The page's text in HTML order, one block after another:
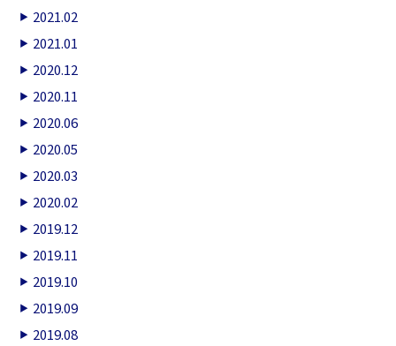
2021.02
2021.01
2020.12
2020.11
2020.06
2020.05
2020.03
2020.02
2019.12
2019.11
2019.10
2019.09
2019.08